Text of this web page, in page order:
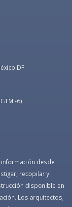
DF
-6)
desde
recopilar y
disponible en
Los arquitectos,